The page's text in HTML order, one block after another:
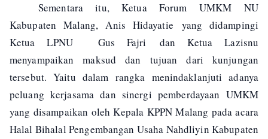
Sementara itu,Ketua Forum UMKM NU
Kabupaten Malang, Anis Hidayatie
yang didampingi
Ketua LPNU Gus Fajri dan Ketua Lazisnu
menyampaikan maksud dan tujuan dari kunjungan
tersebut. Yaitu dalam rangka menindaklanjuti adanya
peluang kerjasama dan sinergi pemberdayaan UMKM
yang disampaikan oleh Kepala KPPN Malang pada acara
Halal Bihalal Pengembangan Usaha Nahdliyin Kabupaten